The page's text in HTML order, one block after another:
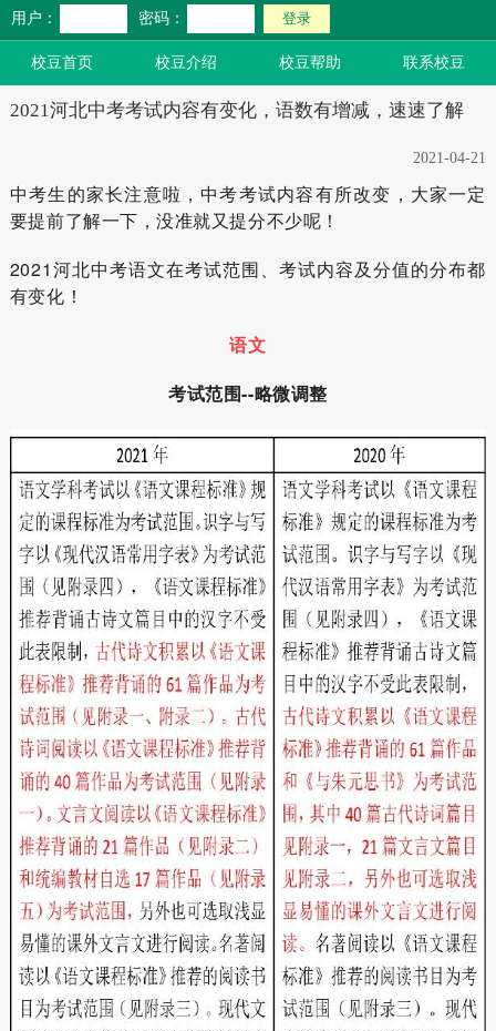
用户： 密码：
校豆首页 校豆介绍 校豆帮助 联系校豆
2021河北中考考试内容有变化，语数有增减，速速了解
2021-04-21
中考生的家长注意啦，中考考试内容有所改变，大家一定
要提前了解一下，没准就又提分不少呢！
2021河北中考语文在考试范围、考试内容及分值的分布都
有变化！
语文
考试范围--略微调整